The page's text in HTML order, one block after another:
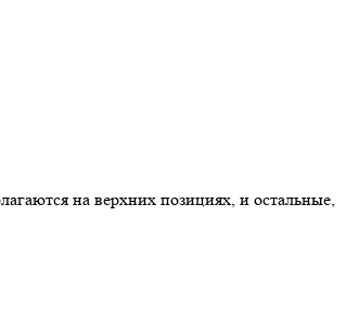
на верхних позициях, и остальные,